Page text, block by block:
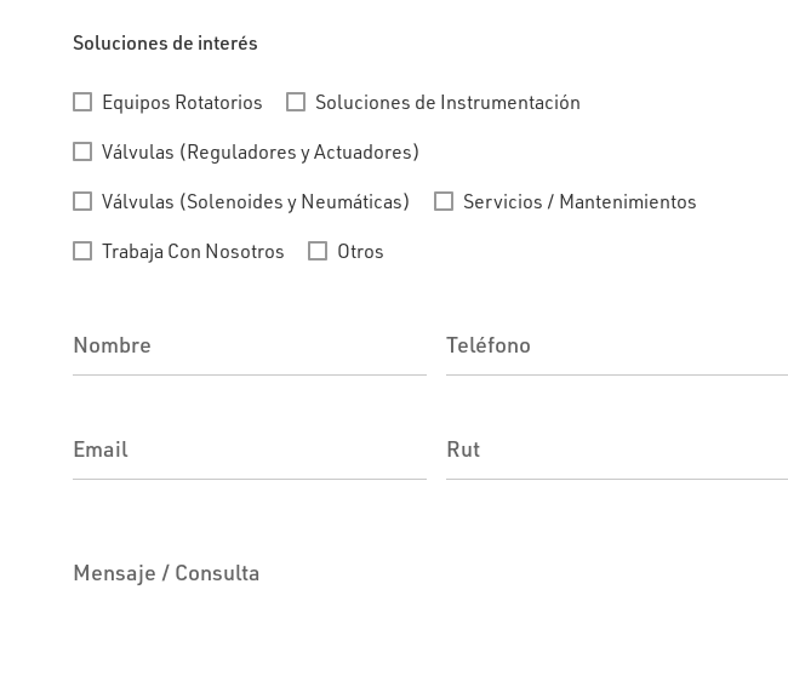
Soluciones de interés
Equipos Rotatorios Soluciones de Instrumentación
Válvulas (Reguladores y Actuadores)
Válvulas (Solenoides y Neumáticas) Servicios / Mantenimientos
Trabaja Con Nosotros Otros
Nombre
Email
Teléfono
Rut
Mensaje / Consulta